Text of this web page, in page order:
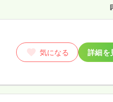
気になる 詳細を